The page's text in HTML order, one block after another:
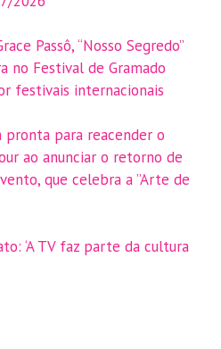
Passô, “Nosso Segredo”
no Festival de Gramado
festivais internacionais
pronta para reacender o
ao anunciar o retorno de
que celebra a ”Arte de
‘A TV faz parte da cultura